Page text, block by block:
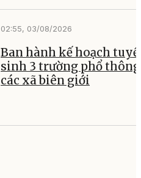
02:55, 03/08/2026
Ban hành kế hoạch
sinh 3 trường phổ
các xã biên giới